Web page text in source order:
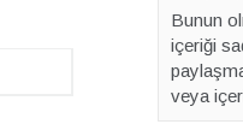
Bunun
içeriği
veya